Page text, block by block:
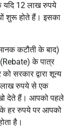
यदि 12 लाख रुपये
शुरू होते हैं। इसका
कटौती के बाद)
के पात्र
सरकार द्वारा शून्य
लाख रुपये से एक
देते हैं। आपको पहले
हर रुपये पर आपको
है।